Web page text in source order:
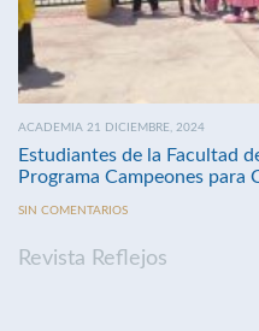
ACADEMIA 21 DICIEMBRE, 2024
Estudiantes de la Facultad
Programa Campeones para
SIN COMENTARIOS
Revista Reflejos